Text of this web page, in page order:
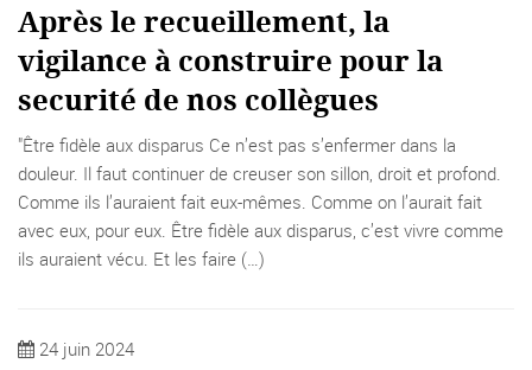
Après le recueillement, la
vigilance à construire pour la
securité de nos collègues
"Être fidèle aux disparus Ce n’est pas s’enfermer dans la
douleur. Il faut continuer de creuser son sillon, droit et profond.
Comme ils l’auraient fait eux-mêmes. Comme on l’aurait fait
avec eux, pour eux. Être fidèle aux disparus, c’est vivre comme
ils auraient vécu. Et les faire (…)
24 juin 2024